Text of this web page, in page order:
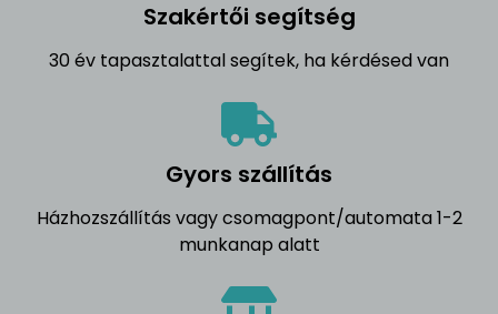
Szakértői segítség
30 év tapasztalattal segítek, ha kérdésed van
Gyors szállítás
Házhozszállítás vagy csomagpont/automata 1-2
munkanap alatt